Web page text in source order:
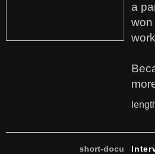
a
won
short-docu